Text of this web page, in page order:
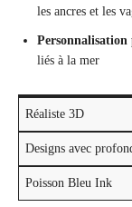
les ancres et les
Personnalisation
liés à la mer
Réaliste 3D
Designs avec
Poisson Bleu Ink